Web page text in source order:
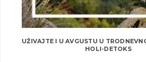
UŽIVAJTE I U AVGUSTU U
HOLI-DETOKS